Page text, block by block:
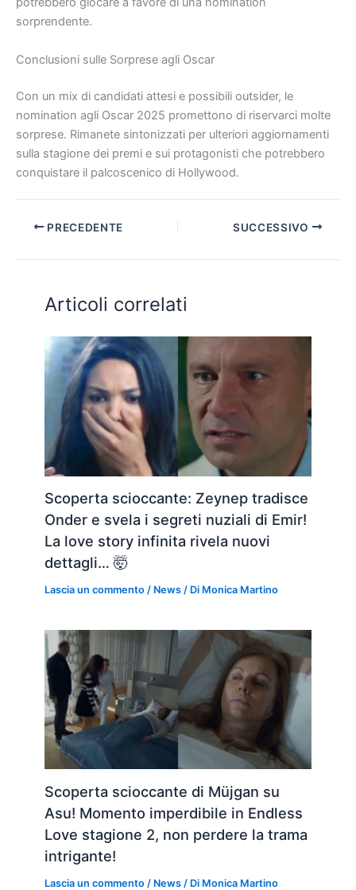
sorprendente.
Conclusioni sulle Sorprese agli Oscar
Con un mix di candidati attesi e possibili outsider, le
nomination agli Oscar 2025 promettono di riservarci molte
sorprese. Rimanete sintonizzati per ulteriori aggiornamenti
sulla stagione dei premi e sui protagonisti che potrebbero
conquistare il palcoscenico di Hollywood.
PRECEDENTE SUCCESSIVO
Articoli correlati
Scoperta scioccante: Zeynep tradisce
Onder e svela i segreti nuziali di Emir!
La love story infinita rivela nuovi
dettagli… 🤯
Lascia un commento / News / Di Monica Martino
Scoperta scioccante di Müjgan su
Asu! Momento imperdibile in Endless
Love stagione 2, non perdere la trama
intrigante!
Lascia un commento / News / Di Monica Martino